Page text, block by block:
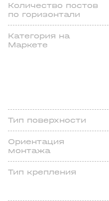
Количество постов
по горизонтали
Категория на
Маркете
Тип поверхности
Ориентация
монтажа
Тип крепления